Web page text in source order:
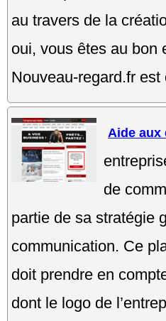
au travers de la
oui, vous êtes au bon
Nouveau-regard.fr est
Aide aux
de
partie de sa stratégie
communication. Ce
doit prendre en
dont le logo de